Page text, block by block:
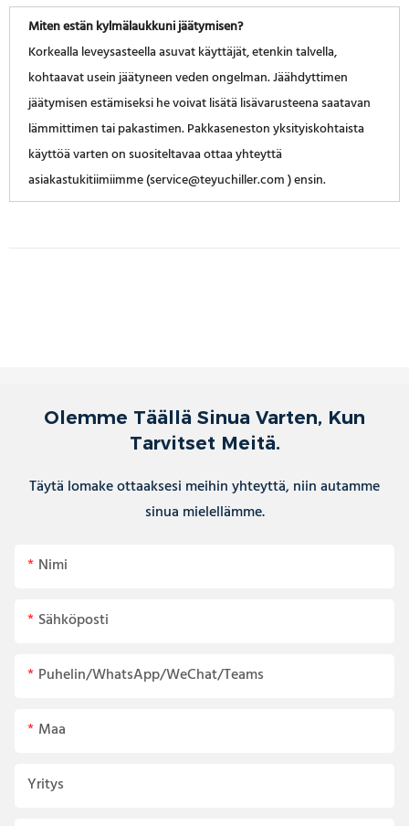
Miten estän kylmälaukkuni jäätymisen?
Korkealla leveysasteella asuvat käyttäjät, etenkin talvella,
kohtaavat usein jäätyneen veden ongelman. Jäähdyttimen
jäätymisen estämiseksi he voivat lisätä lisävarusteena saatavan
lämmittimen tai pakastimen. Pakkaseneston yksityiskohtaista
käyttöä varten on suositeltavaa ottaa yhteyttä
asiakastukitiimiimme (service@teyuchiller.com ) ensin.
Olemme Täällä Sinua Varten, Kun
Tarvitset Meitä.
Täytä lomake ottaaksesi meihin yhteyttä, niin autamme
sinua mielellämme.
Nimi
Sähköposti
Puhelin/WhatsApp/WeChat/Teams
Maa
Yritys